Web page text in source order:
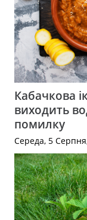
Кабачкова
виходить
помилку
Середа, 5